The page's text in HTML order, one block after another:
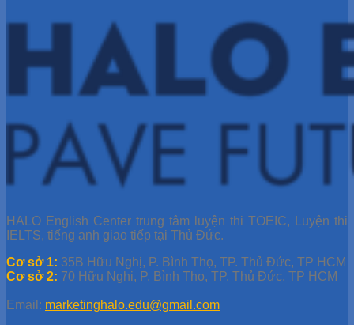
HALO English Center trung tâm luyện thi TOEIC, Luyện thi
IELTS, tiếng anh giao tiếp tại Thủ Đức.
Cơ sở 1: 35B Hữu Nghị, P. Bình Thọ, TP. Thủ Đức, TP HCM
Cơ sở 2: 70 Hữu Nghị, P. Bình Thọ, TP. Thủ Đức, TP HCM
Email: marketinghalo.edu@gmail.com